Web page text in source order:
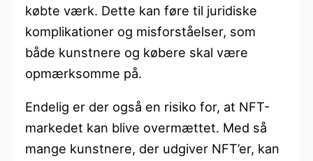
købte værk. Dette kan føre til juridiske
komplikationer og misforståelser, som
både kunstnere og købere skal være
opmærksomme på.
Endelig er der også en risiko for, at NFT-
markedet kan blive overmættet. Med så
mange kunstnere, der udgiver NFT’er, kan